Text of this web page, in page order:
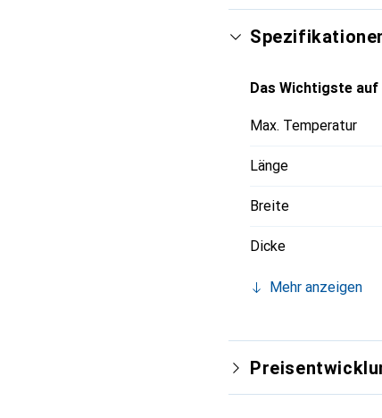
Das Wichtigste auf
Max. Temperatur
Länge
Breite
Dicke
Mehr anzeigen